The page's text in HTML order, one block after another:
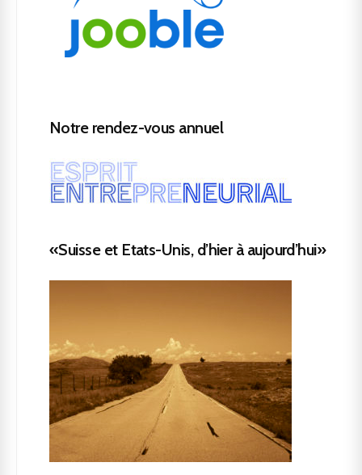
Notre rendez-vous annuel
«Suisse et Etats-Unis, d’hier à aujourd’hui»